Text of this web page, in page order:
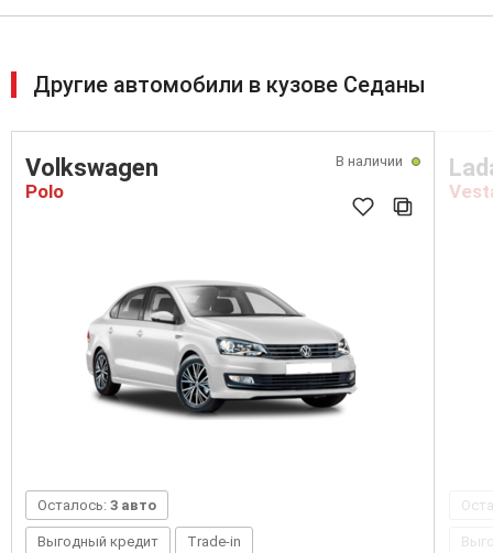
Другие автомобили в кузове Седаны
В наличии
Volkswagen
Polo
Осталось: 3 авто
Выгодный кредит Trade-in